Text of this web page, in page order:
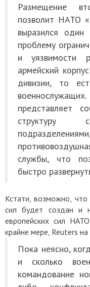
Размещение
позволит НАТО
выразился
проблему
и уязвимости
армейский
дивизии, то
представляет
структуру
службы, что
быстро
Кстати, возможно, что
сил будет создан и
европейских сил
крайне мере, Reuters
Пока неясно,
и сколько
командование